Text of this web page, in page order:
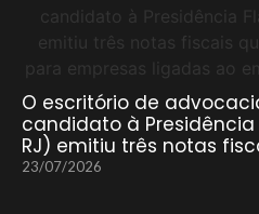
O escritório de
candidato à Presidência
RJ) emitiu três notas
23/07/2026